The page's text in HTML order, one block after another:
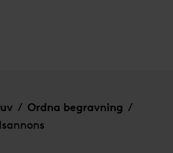
/ Ordna begravning /